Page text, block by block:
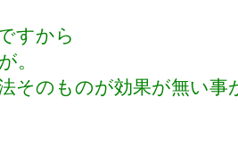
すから
。
そのものが効果が無い事